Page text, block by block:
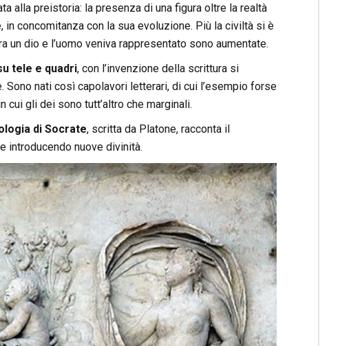
alla preistoria: la presenza di una figura oltre la realtà
in concomitanza con la sua evoluzione. Più la civiltà si è
dio e l’uomo veniva rappresentato sono aumentate.
tele e quadri, con l’invenzione della scrittura si
nati così capolavori letterari, di cui l’esempio forse
gli dei sono tutt’altro che marginali.
di Socrate, scritta da Platone, racconta il
introducendo nuove divinità.